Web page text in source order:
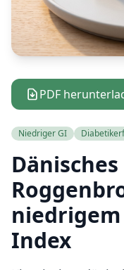
PDF
Niedriger GI
Index